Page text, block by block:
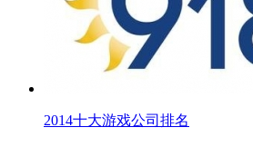
2014十大游戏公司排名